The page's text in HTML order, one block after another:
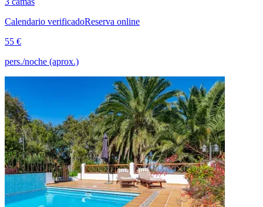
Calendario verificadoReserva online
55 €
pers./noche (aprox.)